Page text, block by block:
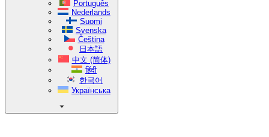
Português
Nederlands
Suomi
Svenska
Čeština
日本語
中文 (简体)
हिंदी
한국어
Українська